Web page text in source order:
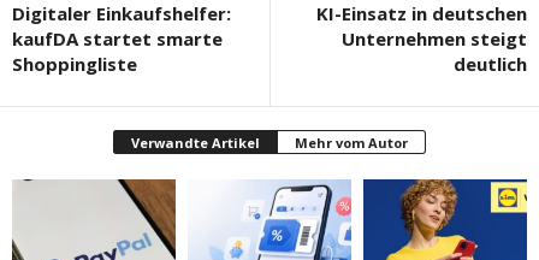
Digitaler Einkaufshelfer:
kaufDA startet smarte
Shoppingliste
KI-Einsatz in deutschen
Unternehmen steigt
deutlich
Verwandte Artikel Mehr vom Autor